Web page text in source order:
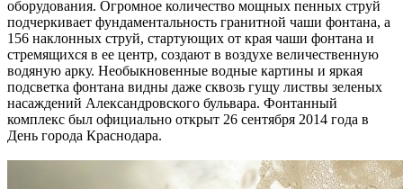
оборудования. Огромное количество мощных пенных струй
подчеркивает фундаментальность гранитной чаши фонтана, а
156 наклонных струй, стартующих от края чаши фонтана и
стремящихся в ее центр, создают в воздухе величественную
водяную арку. Необыкновенные водные картины и яркая
подсветка фонтана видны даже сквозь гущу листвы зеленых
насаждений Александровского бульвара. Фонтанный
комплекс был официально открыт 26 сентября 2014 года в
День города Краснодара.